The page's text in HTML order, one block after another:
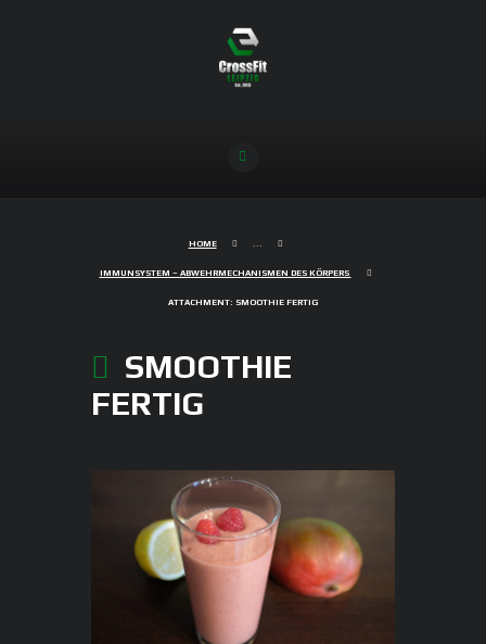
HOME ...
IMMUNSYSTEM – ABWEHRMECHANISMEN DES KÖRPERS
ATTACHMENT: SMOOTHIE FERTIG
SMOOTHIE
FERTIG